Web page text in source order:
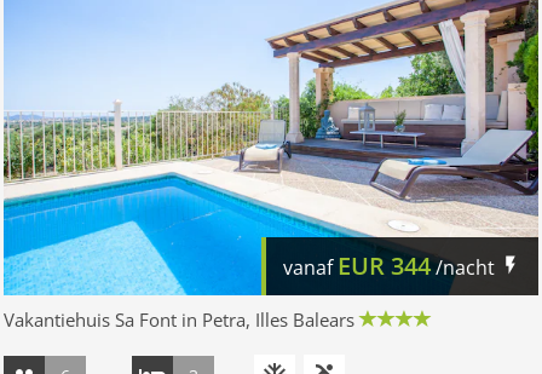
vanaf EUR344/nacht
Vakantiehuis Sa Font in Petra, Illes Balears